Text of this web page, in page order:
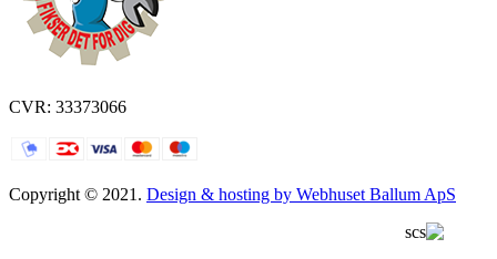
CVR: 33373066
Copyright © 2021. Design & hosting by Webhuset Ballum ApS